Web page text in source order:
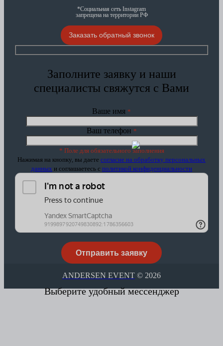
*Социальная сеть Instagram
запрещена на территории РФ
Заказать обратный звонок
Заполните заявку и наши
специалисты свяжутся с Вами
Ваше имя *
Ваш телефон *
* Поле для обязательного заполнения
Нажимая на кнопку, вы даете согласие на обработку персональных
данных и соглашаетесь c политикой конфиденциальности
ANDERSEN EVENT © 2026
Выберите удобный мессенджер